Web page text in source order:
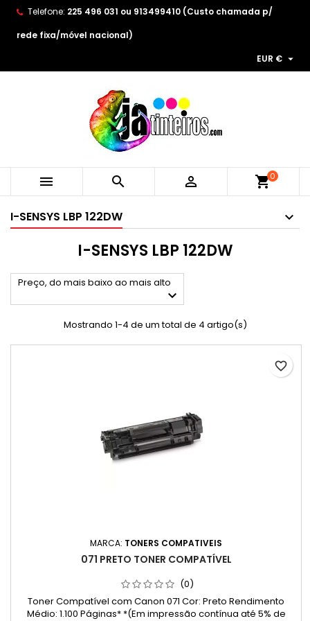
Telefone: 225 496 031 ou 913499410 (Custo chamada p/
rede fixa/móvel nacional)
EUR € 
   shopping_cart0
I-SENSYS LBP 122DW
I-SENSYS LBP 122DW
Preço, do mais baixo ao mais alto

Mostrando 1-4 de um total de 4 artigo(s)
MARCA: TONERS COMPATIVEIS
071 PRETO TONER COMPATÍVEL
(0)
Toner Compatível com Canon 071 Cor: Preto Rendimento
Médio: 1.100 Páginas* *(Em impressão contínua até 5% de
favorite_border
As minhas listas de desejos ×
((modalTitle)) ×
((cancelText)) ((modalDeleteText))
Create wishlist ×
Wishlist name
Cancelar Create wishlist
Entrar ×
You need to be logged in to save products in your
wishlist.
Cancelar